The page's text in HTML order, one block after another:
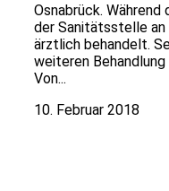
Osnabrück.
der Sanitätsstelle an
ärztlich behandelt.
weiteren
Von...
10. Februar 2018